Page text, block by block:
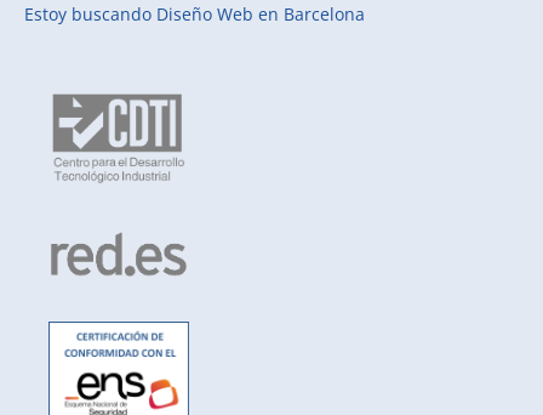
Estoy buscando Diseño Web en Barcelona